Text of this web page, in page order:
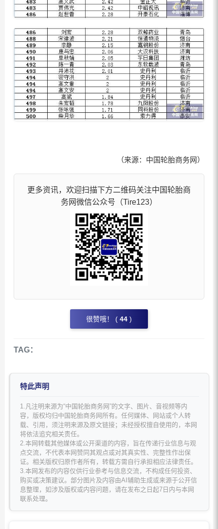
（来源：中国轮胎商务网）
更多资讯，欢迎扫描下方二维码关注中国轮胎商
务网微信公众号（Tire123）
很赞哦！ ( 44 )
TAG：
特此声明
1.凡注明来源为“中国轮胎商务网”的文字、图片、音视频等内
容，版权均归中国轮胎商务网所有。任何媒体、网站或个人转
载、引用，须注明来源及原文链接；未经授权擅自使用的，本网
将依法追究相关责任。
2.本网转载其他媒体或公开渠道的内容，旨在传递行业信息与观
点交流，不代表本网赞同其观点或对其真实性、完整性作出保
证。相关版权归原作者所有，转载方需自行承担相应法律责任。
3.本网发布的内容仅供行业参考与信息交流，不构成任何投资、
购买或决策建议。部分图片及内容由AI辅助生成或来源于公开信
息整理，如涉及版权或内容问题，请在发布之日起7日内与本网
联系处理。